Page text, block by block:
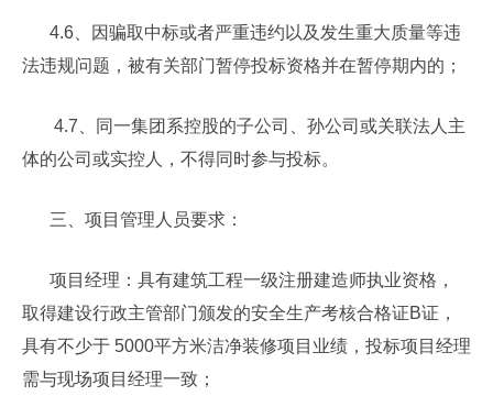
4.6、因骗取中标或者严重违约以及发生重大质量等违
法违规问题，被有关部门暂停投标资格并在暂停期内的；
4.7、同一集团系控股的子公司、孙公司或关联法人主
体的公司或实控人，不得同时参与投标。
三、项目管理人员要求：
项目经理：具有建筑工程一级注册建造师执业资格，
取得建设行政主管部门颁发的安全生产考核合格证B证，
具有不少于 5000平方米洁净装修项目业绩，投标项目经理
需与现场项目经理一致；